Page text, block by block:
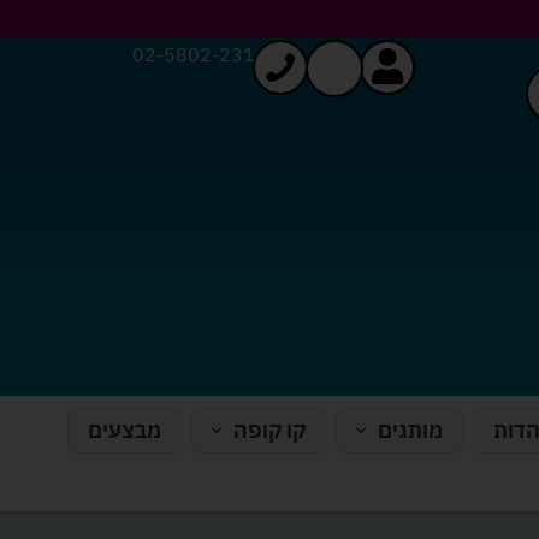
02-5802-231
מותגים קו קופה
מבצעים